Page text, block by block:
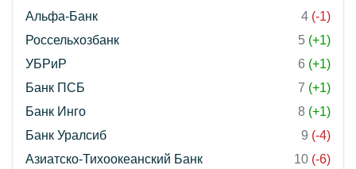
Альфа-Банк
4 (-1)
Россельхозбанк
5 (+1)
УБРиР
6 (+1)
Банк ПСБ
7 (+1)
Банк Инго
8 (+1)
Банк Уралсиб
9 (-4)
Азиатско-Тихоокеанский Банк
10 (-6)